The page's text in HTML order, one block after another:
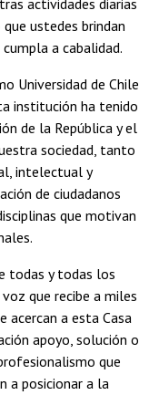
actividades diarias
ustedes brindan
a cabalidad.
Universidad de Chile
institución ha tenido
de la República y el
sociedad, tanto
intelectual y
de ciudadanos
que motivan
todas y todas los
que recibe a miles
acercan a esta Casa
apoyo, solución o
que
a posicionar a la